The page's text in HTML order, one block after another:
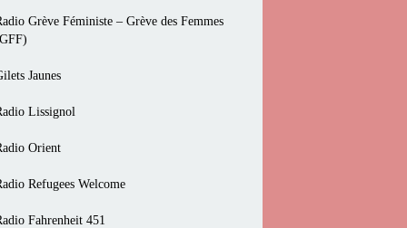
Grève Féministe – Grève des Femmes
Jaunes
Lissignol
Orient
Refugees Welcome
Fahrenheit 451